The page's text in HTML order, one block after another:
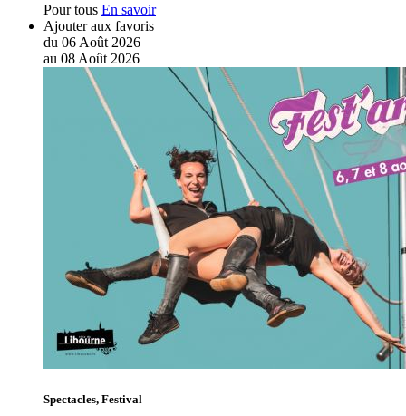
Pour tous En savoir
Ajouter aux favoris
du 06 Août 2026
au 08 Août 2026
Spectacles, Festival